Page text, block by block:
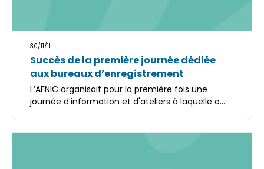
30/11/11
Succès de la première journée dédiée
aux bureaux d’enregistrement
L’AFNIC organisait pour la première fois une
journée d’information et d'ateliers à laquelle o...